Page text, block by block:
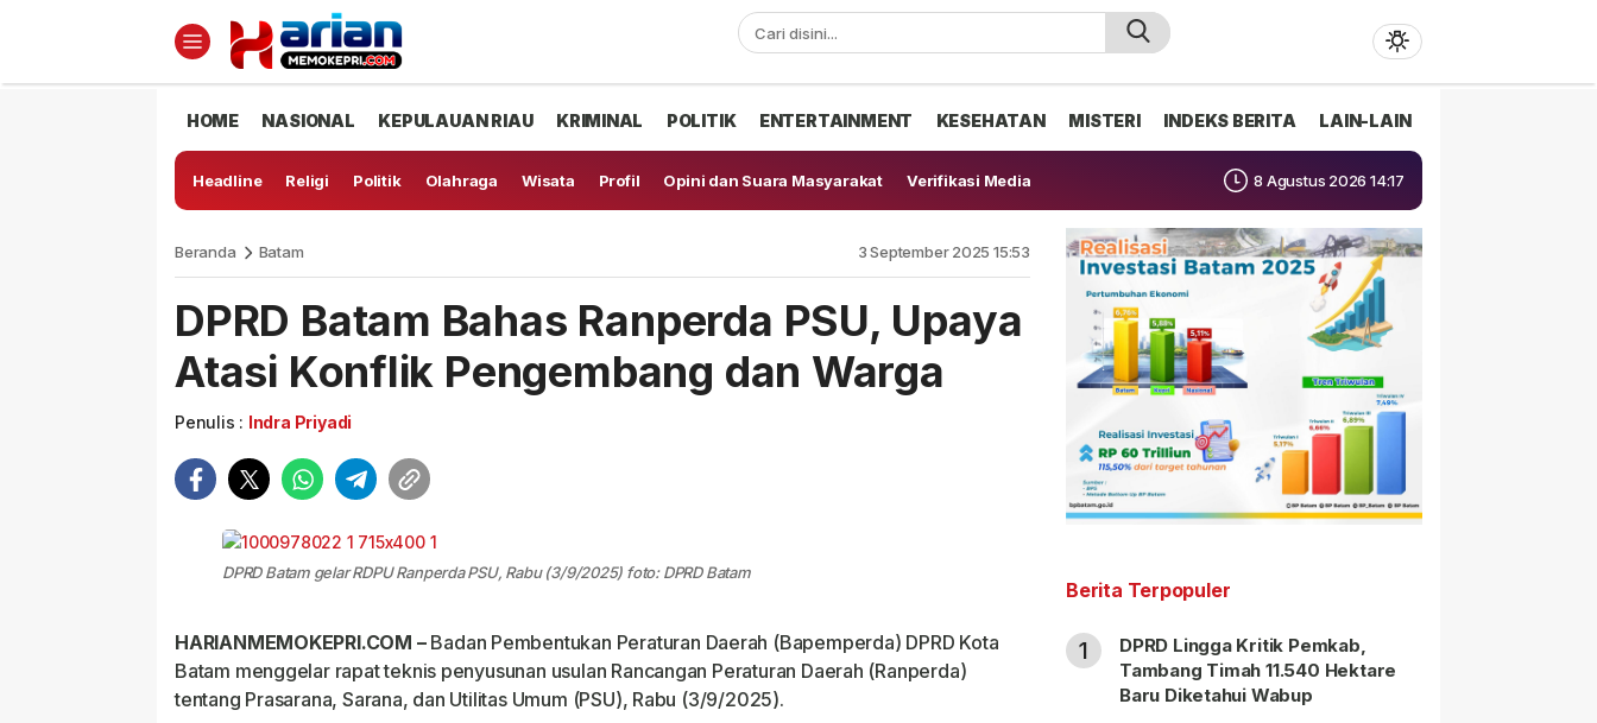
HOME NASIONAL KEPULAUAN RIAU KRIMINAL POLITIK ENTERTAINMENT KESEHATAN MISTERI INDEKS BERITA LAIN-LAIN
Headline Religi Politik Olahraga Wisata Profil Opini dan Suara Masyarakat Verifikasi Media 8 Agustus 2026 14:17
Beranda Batam 3 September 2025 15:53
DPRD Batam Bahas Ranperda PSU, Upaya
Atasi Konflik Pengembang dan Warga
Penulis : Indra Priyadi
DPRD Batam gelar RDPU Ranperda PSU, Rabu (3/9/2025) foto: DPRD Batam
HARIANMEMOKEPRI.COM –Badan Pembentukan Peraturan Daerah (Bapemperda) DPRD Kota
Batam menggelar rapat teknis penyusunan usulan Rancangan Peraturan Daerah (Ranperda)
tentang Prasarana, Sarana, dan Utilitas Umum (PSU), Rabu (3/9/2025).
Berita Terpopuler
1
DPRD Lingga Kritik Pemkab,
Tambang Timah 11.540 Hektare
Baru Diketahui Wabup